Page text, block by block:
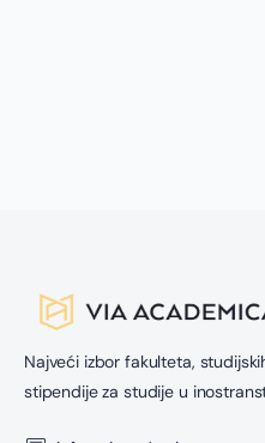
Najveći izbor fakulteta,
stipendije za studije u